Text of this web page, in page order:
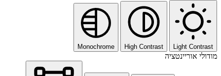
Light Contrast
High Contrast
Monochrome
מודולי אוריינטציה